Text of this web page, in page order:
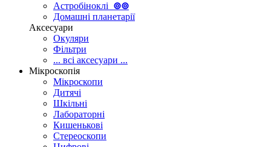
Астробіноклі ⊚⊚
Домашні планетарії
Аксесуари
Окуляри
Фільтри
... всі аксесуари ...
Мікроскопія
Мікроскопи
Дитячі
Шкільні
Лабораторні
Кишенькові
Стереоскопи